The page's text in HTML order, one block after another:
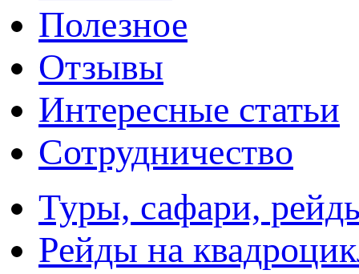
Полезное
Отзывы
Интересные статьи
Сотрудничество
Туры, сафари,
Рейды на